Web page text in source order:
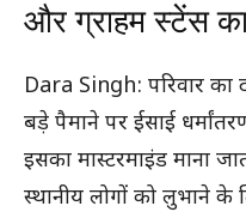
और ग्राहम स्टेंस
Dara Singh: परिवार
बड़े पैमाने पर ईसाई
इसका मास्टरमाइंड माना
स्थानीय लोगों को लुभाने